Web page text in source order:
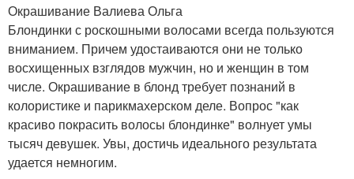
Окрашивание Валиева Ольга
Блондинки с роскошными волосами всегда пользуются
вниманием. Причем удостаиваются они не только
восхищенных взглядов мужчин, но и женщин в том
числе. Окрашивание в блонд требует познаний в
колористике и парикмахерском деле. Вопрос "как
красиво покрасить волосы блондинке" волнует умы
тысяч девушек. Увы, достичь идеального результата
удается немногим.